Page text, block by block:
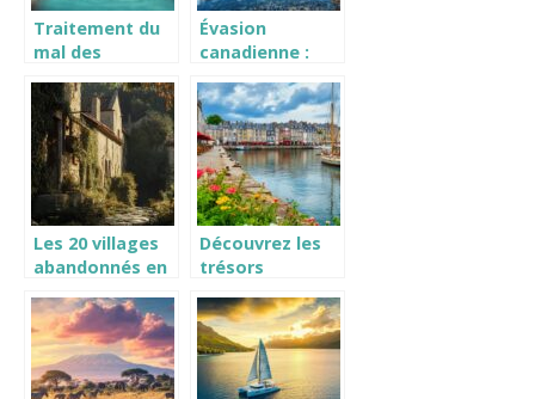
Traitement du
mal des
Phenergan et
ses alternatives
douces
Évasion
canadienne :
lacs les plus
majestueux du
Canada pour
une pêche
sportive
inoubliable
Les 20 villages
abandonnés en
oubliés des
photographes
et artistes
contemporains
Découvrez les
trésors
depuis un
camping proche